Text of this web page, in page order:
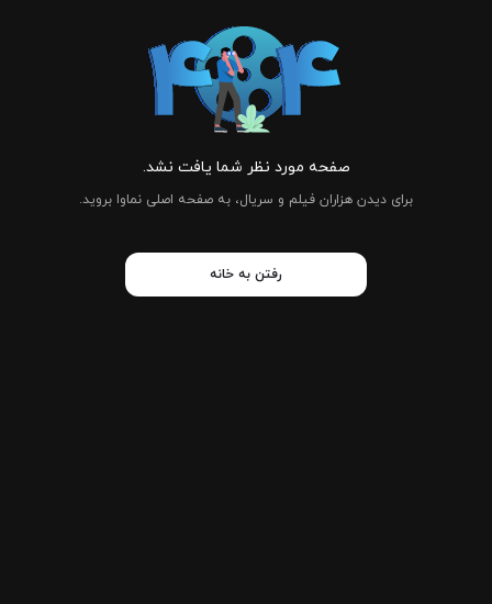
صفحه مورد نظر شما یافت نشد.
برای دیدن هزاران فیلم و سریال، به صفحه اصلی نماوا بروید.
رفتن به خانه